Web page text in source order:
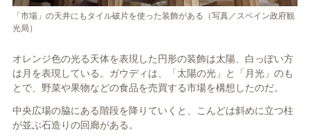
「市場」の天井にもタイル破片を使った装飾がある（写真／スペイン政府観
光局）
オレンジ色の光る天体を表現した円形の装飾は太陽、白っぽい方
は月を表現している。ガウディは、「太陽の光」と「月光」のも
とで、野菜や果物などの食品を売買する市場を構想したのだ。
中央広場の脇にある階段を降りていくと、こんどは斜めに立つ柱
が並ぶ石造りの回廊がある。